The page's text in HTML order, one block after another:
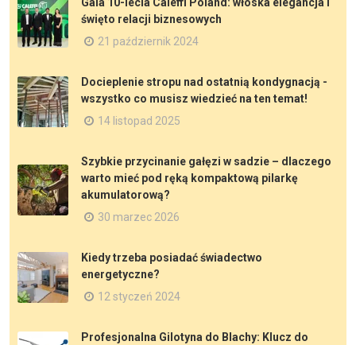
Gala 10-lecia Caleffi Poland: włoska elegancja i
święto relacji biznesowych
21 październik 2024
Docieplenie stropu nad ostatnią kondygnacją -
wszystko co musisz wiedzieć na ten temat!
14 listopad 2025
Szybkie przycinanie gałęzi w sadzie – dlaczego
warto mieć pod ręką kompaktową pilarkę
akumulatorową?
30 marzec 2026
Kiedy trzeba posiadać świadectwo
energetyczne?
12 styczeń 2024
Profesjonalna Gilotyna do Blachy: Klucz do